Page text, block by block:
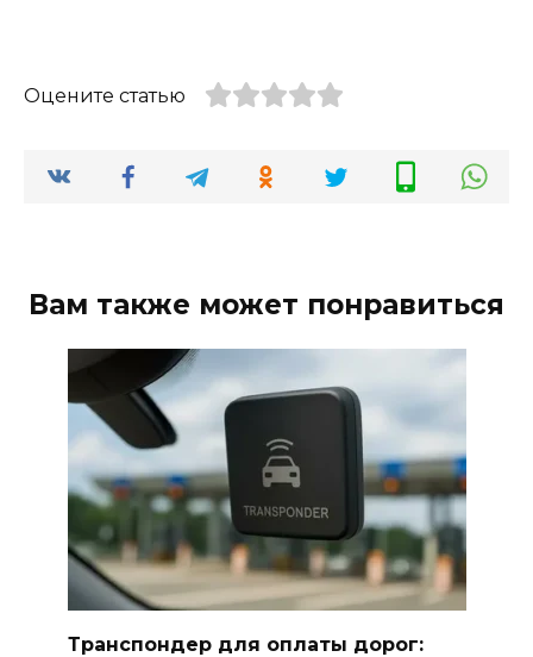
Оцените статью
Вам также может понравиться
Транспондер для оплаты дорог: